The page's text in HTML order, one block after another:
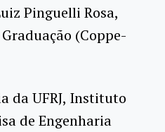
Pinguelli Rosa,
(Coppe-
da UFRJ, Instituto
de Engenharia